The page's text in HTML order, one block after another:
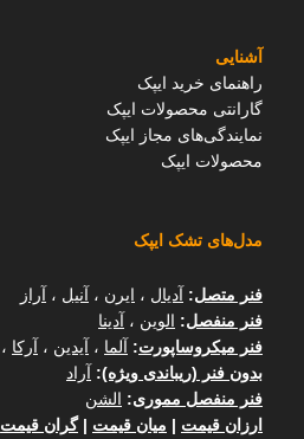
آشنایی
راهنمای خرید ایپک
گارانتی محصولات ایپک
نمایندگی‌های مجاز ایپک
محصولات ایپک
مدل‌های تشک ایپک
فنر متصل: آدیال ، ایرن ، آنیل ،
آراز
فنر منفصل: الوین ، آدینا
فنر میکروساپورت: آلما ، آیدین ، آرکا ،
بدون فنر (ریباندی ویژه):
آراد
فنر منفصل مموری:
الشن
ارزان قیمت
میان قیمت |گران قیمت